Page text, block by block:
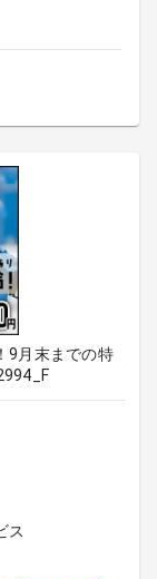
9月末までの特
ス